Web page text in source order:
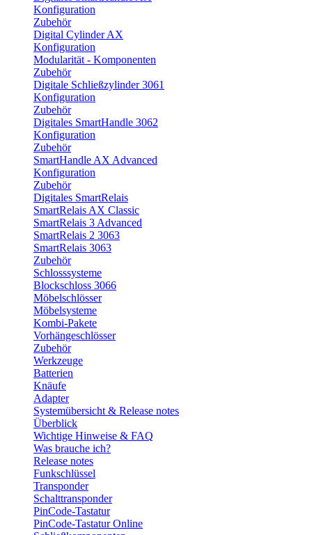
Konfiguration
Zubehör
Digital Cylinder AX
Konfiguration
Modularität - Komponenten
Zubehör
Digitale Schließzylinder 3061
Konfiguration
Zubehör
Digitales SmartHandle 3062
Konfiguration
Zubehör
SmartHandle AX Advanced
Konfiguration
Zubehör
Digitales SmartRelais
SmartRelais AX Classic
SmartRelais 3 Advanced
SmartRelais 2 3063
SmartRelais 3063
Zubehör
Schlosssysteme
Blockschloss 3066
Möbelschlösser
Möbelsysteme
Kombi-Pakete
Vorhängeschlösser
Zubehör
Werkzeuge
Batterien
Knäufe
Adapter
Systemübersicht & Release notes
Überblick
Wichtige Hinweise & FAQ
Was brauche ich?
Release notes
Funkschlüssel
Transponder
Schalttransponder
PinCode-Tastatur
PinCode-Tastatur Online